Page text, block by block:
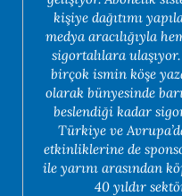
kişiye dağıtımı
medya aracılığıyla
sigortalılara
birçok ismin köşe
olarak bünyesinde
beslendiği kadar
Türkiye ve
etkinliklerine de
ile yarını arasından
40 yıldır